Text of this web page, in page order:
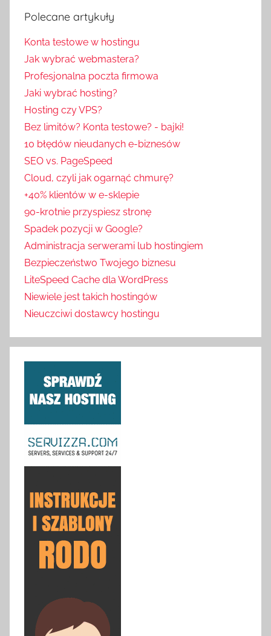
Polecane artykuły
Konta testowe w hostingu
Jak wybrać webmastera?
Profesjonalna poczta firmowa
Jaki wybrać hosting?
Hosting czy VPS?
Bez limitów? Konta testowe? - bajki!
10 błędów nieudanych e-biznesów
SEO vs. PageSpeed
Cloud, czyli jak ogarnąć chmurę?
+40% klientów w e-sklepie
90-krotnie przyspiesz stronę
Spadek pozycji w Google?
Administracja serwerami lub hostingiem
Bezpieczeństwo Twojego biznesu
LiteSpeed Cache dla WordPress
Niewiele jest takich hostingów
Nieuczciwi dostawcy hostingu